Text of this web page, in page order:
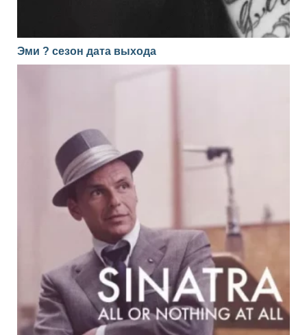
Эми ? сезон дата выхода